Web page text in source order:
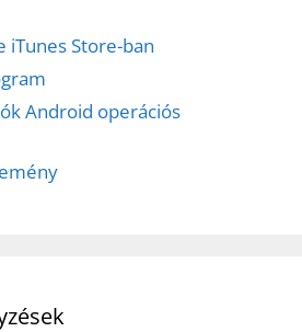
iTunes Store-ban
Android operációs